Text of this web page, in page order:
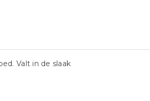
Valt in de slaak